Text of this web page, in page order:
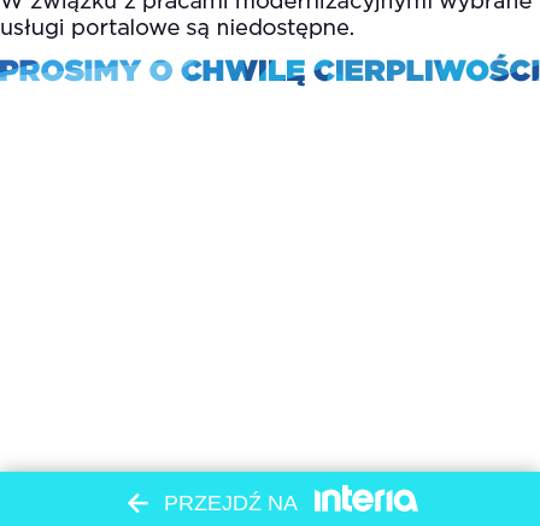
PRZEJDŹ NA